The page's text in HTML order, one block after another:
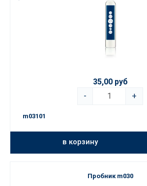
35,00 руб
-
+
m03101
в корзину
Пробник m030